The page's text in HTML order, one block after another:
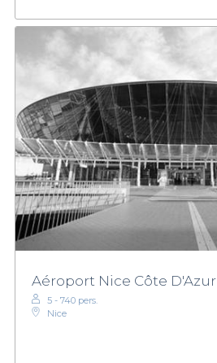
Aéroport Nice Côte D'Azur
5 - 740 pers.
Nice